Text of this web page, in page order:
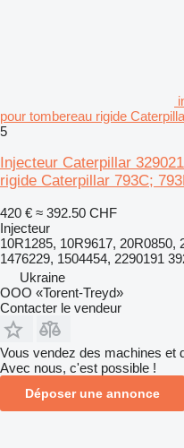
pour tombereau rigide
5
Injecteur Caterpillar
rigide Caterpillar 793C;
420 € ≈ 392.50 CHF
Injecteur
10R1285, 10R9617, 20R0850,
1476229, 1504454, 2290191
Ukraine
OOO «Torent-Treyd»
Contacter le vendeur
Vous vendez des machines et
Avec nous, c'est possible !
Déposer une annonce